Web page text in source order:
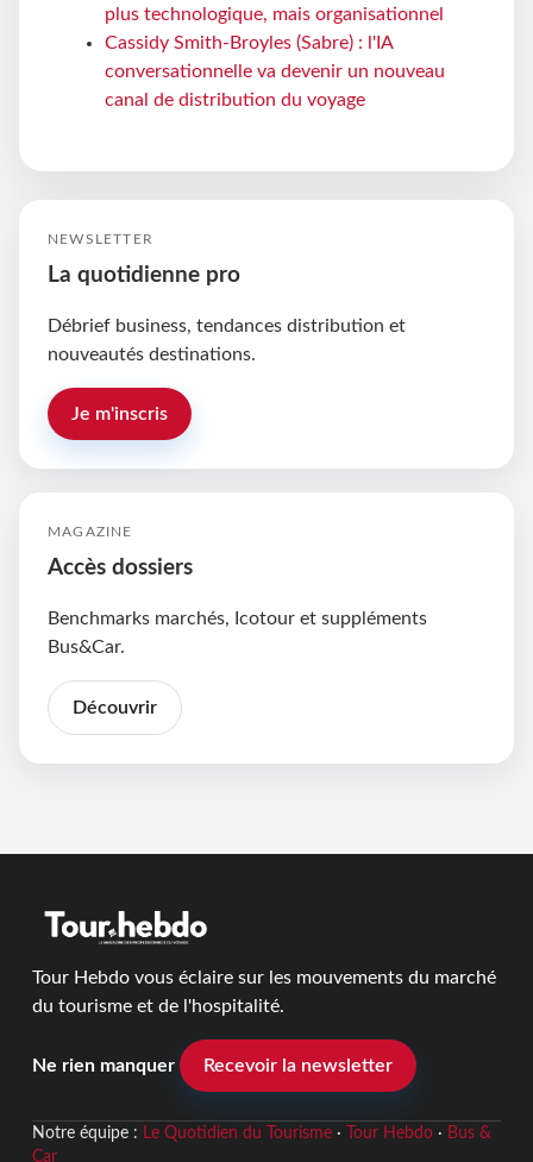
plus technologique, mais organisationnel
Cassidy Smith-Broyles (Sabre) : l'IA
conversationnelle va devenir un nouveau
canal de distribution du voyage
NEWSLETTER
La quotidienne pro
Débrief business, tendances distribution et
nouveautés destinations.
Je m'inscris
MAGAZINE
Accès dossiers
Benchmarks marchés, Icotour et suppléments
Bus&Car.
Découvrir
Tour Hebdo vous éclaire sur les mouvements du marché
du tourisme et de l'hospitalité.
Ne rien manquer Recevoir la newsletter
Notre équipe : Le Quotidien du Tourisme· Tour Hebdo· Bus &
Car